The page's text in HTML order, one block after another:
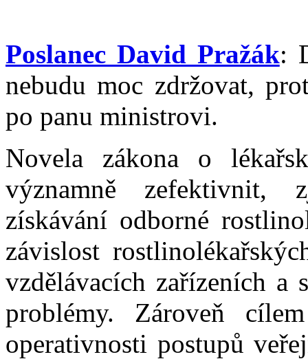
Poslanec David Pražák:
nebudu moc zdržovat,
po panu ministrovi.
Novela zákona o
významně zefektivnit,
získávání odborné
závislost
vzdělávacích zařízeních a
problémy. Zároveň
operativnosti postupů